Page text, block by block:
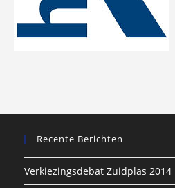
Recente Berichten
Verkiezingsdebat Zuidplas 2014